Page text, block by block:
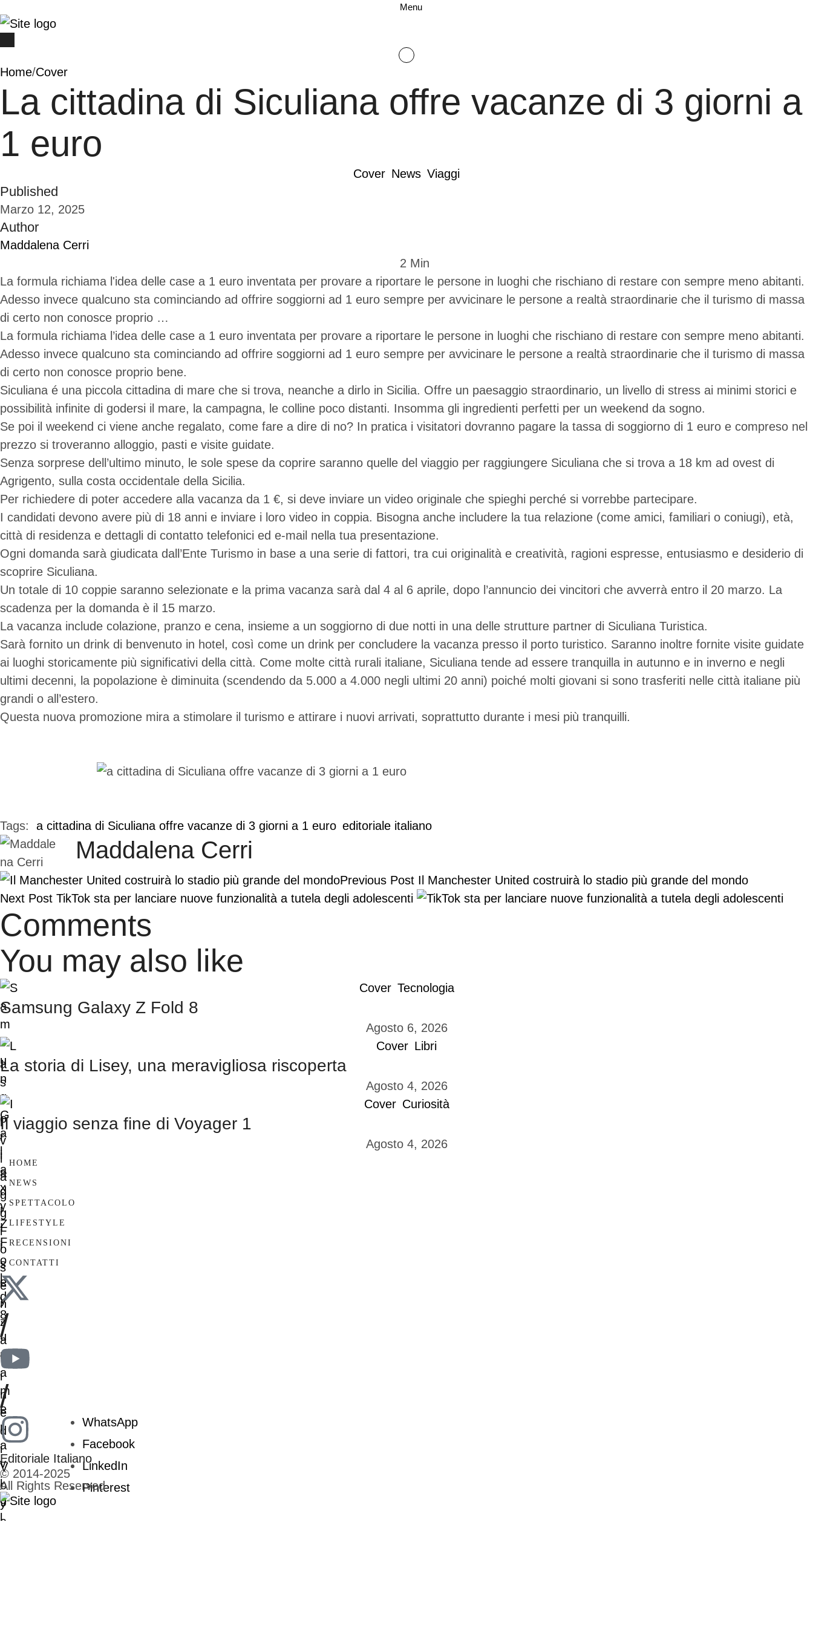
Menu
Home/Cover
La cittadina di Siculiana offre vacanze di 3 giorni a
1 euro
Cover News Viaggi
Published
Marzo 12, 2025
Author
Maddalena Cerri
2 Min
La formula richiama l'idea delle case a 1 euro inventata per provare a riportare le persone in luoghi che rischiano di restare con sempre meno abitanti.
Adesso invece qualcuno sta cominciando ad offrire soggiorni ad 1 euro sempre per avvicinare le persone a realtà straordinarie che il turismo di massa
di certo non conosce proprio …
La formula richiama l’idea delle case a 1 euro inventata per provare a riportare le persone in luoghi che rischiano di restare con sempre meno abitanti.
Adesso invece qualcuno sta cominciando ad offrire soggiorni ad 1 euro sempre per avvicinare le persone a realtà straordinarie che il turismo di massa
di certo non conosce proprio bene.
Siculiana é una piccola cittadina di mare che si trova, neanche a dirlo in Sicilia. Offre un paesaggio straordinario, un livello di stress ai minimi storici e
possibilità infinite di godersi il mare, la campagna, le colline poco distanti. Insomma gli ingredienti perfetti per un weekend da sogno.
Se poi il weekend ci viene anche regalato, come fare a dire di no? In pratica i visitatori dovranno pagare la tassa di soggiorno di 1 euro e compreso nel
prezzo si troveranno alloggio, pasti e visite guidate.
Senza sorprese dell’ultimo minuto, le sole spese da coprire saranno quelle del viaggio per raggiungere Siculiana che si trova a 18 km ad ovest di
Agrigento, sulla costa occidentale della Sicilia.
Per richiedere di poter accedere alla vacanza da 1 €, si deve inviare un video originale che spieghi perché si vorrebbe partecipare.
I candidati devono avere più di 18 anni e inviare i loro video in coppia. Bisogna anche includere la tua relazione (come amici, familiari o coniugi), età,
città di residenza e dettagli di contatto telefonici ed e-mail nella tua presentazione.
Ogni domanda sarà giudicata dall’Ente Turismo in base a una serie di fattori, tra cui originalità e creatività, ragioni espresse, entusiasmo e desiderio di
scoprire Siculiana.
Un totale di 10 coppie saranno selezionate e la prima vacanza sarà dal 4 al 6 aprile, dopo l’annuncio dei vincitori che avverrà entro il 20 marzo. La
scadenza per la domanda è il 15 marzo.
La vacanza include colazione, pranzo e cena, insieme a un soggiorno di due notti in una delle strutture partner di Siculiana Turistica.
Sarà fornito un drink di benvenuto in hotel, così come un drink per concludere la vacanza presso il porto turistico. Saranno inoltre fornite visite guidate
ai luoghi storicamente più significativi della città. Come molte città rurali italiane, Siculiana tende ad essere tranquilla in autunno e in inverno e negli
ultimi decenni, la popolazione è diminuita (scendendo da 5.000 a 4.000 negli ultimi 20 anni) poiché molti giovani si sono trasferiti nelle città italiane più
grandi o all’estero.
Questa nuova promozione mira a stimolare il turismo e attirare i nuovi arrivati, soprattutto durante i mesi più tranquilli.
Tags: a cittadina di Siculiana offre vacanze di 3 giorni a 1 euro editoriale italiano
Maddalena Cerri
Previous Post Il Manchester United costruirà lo stadio più grande del mondo
Next Post TikTok sta per lanciare nuove funzionalità a tutela degli adolescenti
Comments
You may also like
Cover Tecnologia
Samsung Galaxy Z Fold 8
Agosto 6, 2026
Cover Libri
La storia di Lisey, una meravigliosa riscoperta
Agosto 4, 2026
Cover Curiosità
Il viaggio senza fine di Voyager 1
Agosto 4, 2026
HOME
NEWS
SPETTACOLO
LIFESTYLE
RECENSIONI
CONTATTI
/
/
Editoriale Italiano
© 2014-2025
All Rights Reserved
WhatsApp
Facebook
LinkedIn
Pinterest